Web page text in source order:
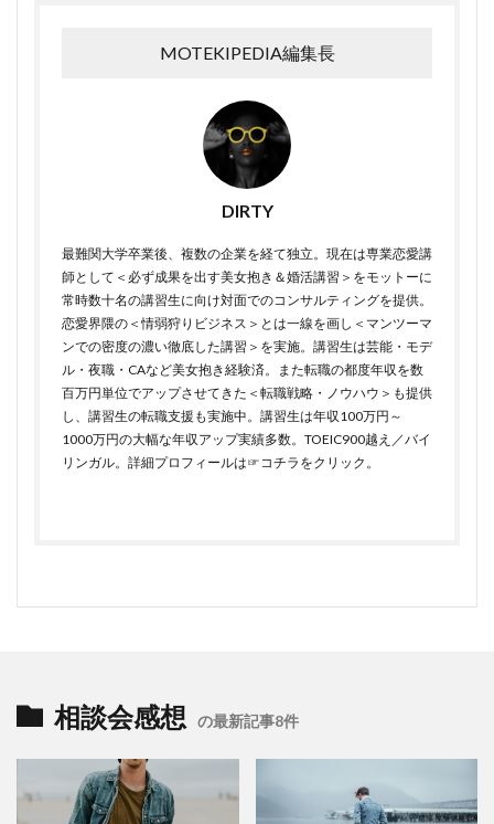
MOTEKIPEDIA編集長
DIRTY
最難関大学卒業後、複数の企業を経て独立。現在は専業恋愛講
師として＜必ず成果を出す美女抱き＆婚活講習＞をモットーに
常時数十名の講習生に向け対面でのコンサルティングを提供。
恋愛界隈の＜情弱狩りビジネス＞とは一線を画し＜マンツーマ
ンでの密度の濃い徹底した講習＞を実施。講習生は芸能・モデ
ル・夜職・CAなど美女抱き経験済。また転職の都度年収を数
百万円単位でアップさせてきた＜転職戦略・ノウハウ＞も提供
し、講習生の転職支援も実施中。講習生は年収100万円～
1000万円の大幅な年収アップ実績多数。TOEIC900越え／バイ
リンガル。詳細プロフィールは☞コチラをクリック 。
相談会感想 の最新記事8件